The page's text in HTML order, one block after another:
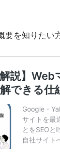
要を知りたい